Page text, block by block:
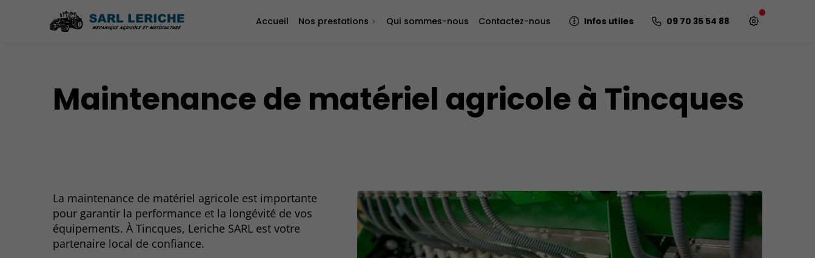
Accueil Nos prestations Qui sommes-nous Contactez-nous Infos utiles 09 70 35 54 88
Maintenance de matériel agricole à Tincques
La maintenance de matériel agricole est importante
pour garantir la performance et la longévité de vos
équipements. À Tincques, Leriche SARL est votre
partenaire local de confiance.